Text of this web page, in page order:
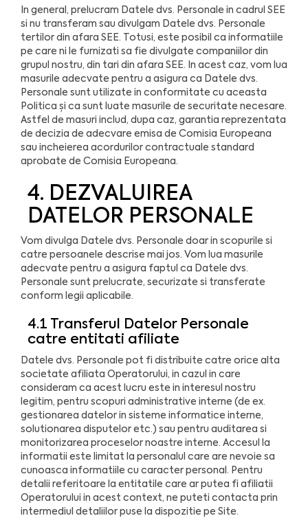
In general, prelucram Datele dvs. Personale in cadrul SEE
si nu transferam sau divulgam Datele dvs. Personale
tertilor din afara SEE. Totusi, este posibil ca informatiile
pe care ni le furnizati sa fie divulgate companiilor din
grupul nostru, din tari din afara SEE. In acest caz, vom lua
masurile adecvate pentru a asigura ca Datele dvs.
Personale sunt utilizate in conformitate cu aceasta
Politica și ca sunt luate masurile de securitate necesare.
Astfel de masuri includ, dupa caz, garantia reprezentata
de decizia de adecvare emisa de Comisia Europeana
sau incheierea acordurilor contractuale standard
aprobate de Comisia Europeana.
4. DEZVALUIREA
DATELOR PERSONALE
Vom divulga Datele dvs. Personale doar in scopurile si
catre persoanele descrise mai jos. Vom lua masurile
adecvate pentru a asigura faptul ca Datele dvs.
Personale sunt prelucrate, securizate si transferate
conform legii aplicabile.
4.1 Transferul Datelor Personale
catre entitati afiliate
Datele dvs. Personale pot fi distribuite catre orice alta
societate afiliata Operatorului, in cazul in care
consideram ca acest lucru este in interesul nostru
legitim, pentru scopuri administrative interne (de ex.
gestionarea datelor in sisteme informatice interne,
solutionarea disputelor etc.) sau pentru auditarea si
monitorizarea proceselor noastre interne. Accesul la
informatii este limitat la personalul care are nevoie sa
cunoasca informatiile cu caracter personal. Pentru
detalii referitoare la entitatile care ar putea fi afiliatii
Operatorului in acest context, ne puteti contacta prin
intermediul detaliilor puse la dispozitie pe Site.